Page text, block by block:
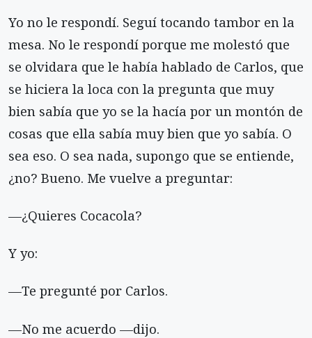
Yo no le respondí. Seguí tocando tambor en la
mesa. No le respondí porque me molestó que
se olvidara que le había hablado de Carlos, que
se hiciera la loca con la pregunta que muy
bien sabía que yo se la hacía por un montón de
cosas que ella sabía muy bien que yo sabía. O
sea eso. O sea nada, supongo que se entiende,
¿no? Bueno. Me vuelve a preguntar:
—¿Quieres Cocacola?
Y yo:
—Te pregunté por Carlos.
—No me acuerdo —dijo.